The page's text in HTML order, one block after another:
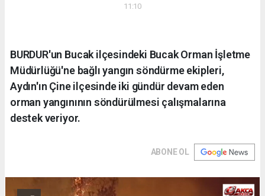
11:10
BURDUR'un Bucak ilçesindeki Bucak Orman İşletme
Müdürlüğü'ne bağlı yangın söndürme ekipleri,
Aydın'ın Çine ilçesinde iki gündür devam eden
orman yangınının söndürülmesi çalışmalarına
destek veriyor.
ABONE OL